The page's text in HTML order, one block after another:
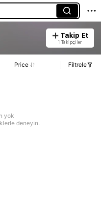
Takip Et
1 Takipçiler
Price Filtrele
yok
deneyin.